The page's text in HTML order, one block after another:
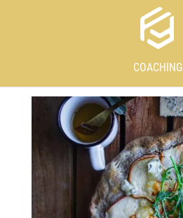
COACHING